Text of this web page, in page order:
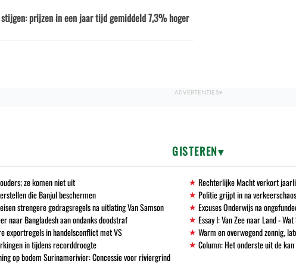
prijzen in een jaar tijd gemiddeld 7,3% hoger
GISTEREN
ze komen niet uit
Rechterlijke Macht verkort
die Banjul beschermen
Politie grijpt in na
strengere gedragsregels na uitlating Van Samson
Excuses Onderwijs na
naar Bangladesh aan ondanks doodstraf
Essay I: Van Zee naar Land -
exportregels in handelsconflict met VS
Warm en overwegend zonnig,
in tijdens recorddroogte
Column: Het onderste uit de kan
op bodem Surinamerivier: Concessie voor riviergrind